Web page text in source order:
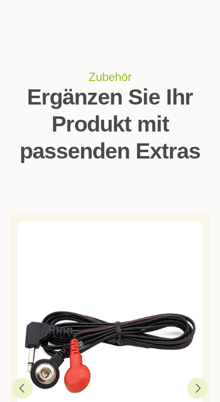
Zubehör
Ergänzen Sie Ihr
Produkt mit
passenden Extras